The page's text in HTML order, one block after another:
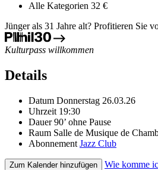
Alle Kategorien 32 €
Jünger als 31 Jahre alt? Profitieren Sie
Kulturpass willkommen
Details
Datum Donnerstag 26.03.26
Uhrzeit 19:30
Dauer 90’ ohne Pause
Raum Salle de Musique de
Abonnement Jazz Club
Zum Kalender hinzufügen Wie komme